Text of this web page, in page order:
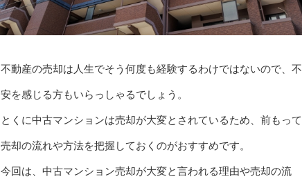
不動産の売却は人生でそう何度も経験するわけではないので、不
安を感じる方もいらっしゃるでしょう。
とくに中古マンションは売却が大変とされているため、前もって
売却の流れや方法を把握しておくのがおすすめです。
今回は、中古マンション売却が大変と言われる理由や売却の流